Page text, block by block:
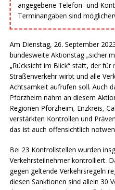
angegebene Telefon- und
Terminangaben sind
Am Dienstag, 26. September
bundesweite Aktionstag
„Rücksicht im Blick“ statt, der für
Straßenverkehr wirbt und alle
Achtsamkeit aufrufen soll. Auch
Pforzheim nahm an diesem
Regionen Pforzheim, Enzkreis,
verstärkten Kontrollen und
das ist auch offensichtlich
Bei 23 Kontrollstellen wurden
Verkehrsteilnehmer kontrolliert.
gegen geltende Verkehrsregeln
diesen Sanktionen sind allein 30